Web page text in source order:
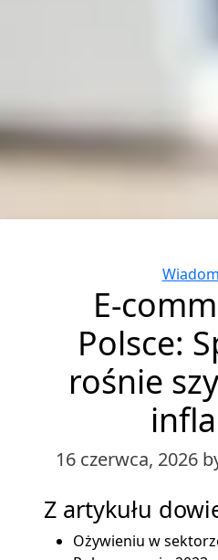
E-
Polsce:
rośnie
16 czerwca, 2026
Z artykułu
Ożywieniu w